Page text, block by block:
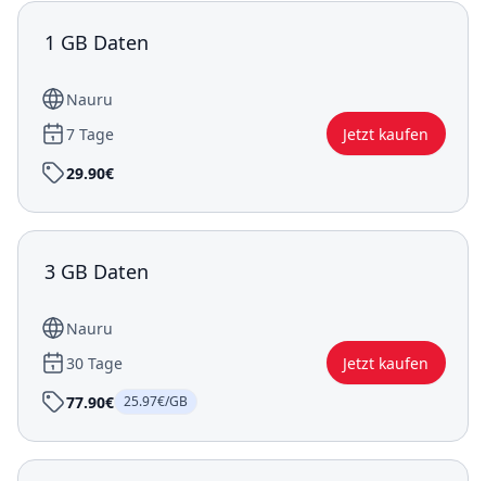
1 GB Daten
Nauru
7 Tage
Jetzt kaufen
29.90€
3 GB Daten
Nauru
30 Tage
Jetzt kaufen
77.90€ 25.97€/GB